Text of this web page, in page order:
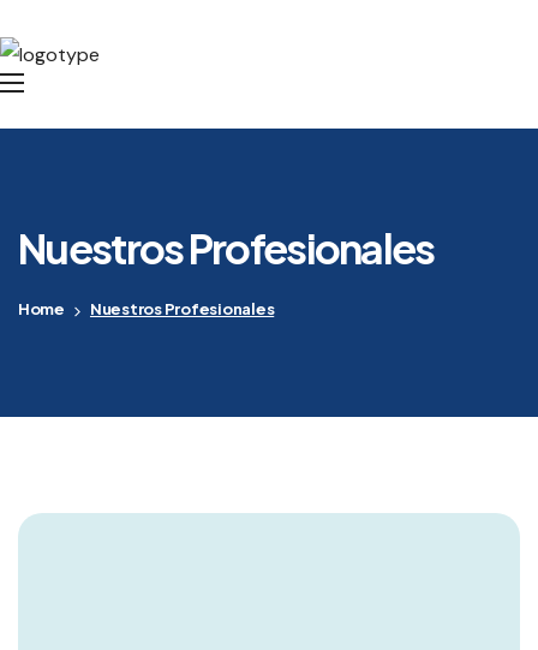
Nuestros Profesionales
Home Nuestros Profesionales